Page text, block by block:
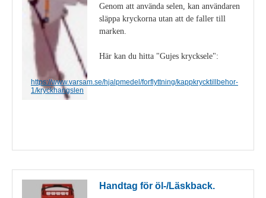
Genom att använda selen, kan användaren
släppa kryckorna utan att de faller till
marken.
Här kan du hitta "Gujes krycksele":
https://www.varsam.se/hjalpmedel/forflyttning/kappkrycktillbehor-
1/kryckhangslen
Handtag för öl-/Läskback.